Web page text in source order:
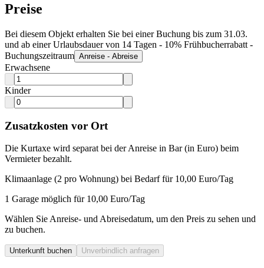
Preise
Bei diesem Objekt erhalten Sie bei einer Buchung bis zum 31.03.
und ab einer Urlaubsdauer von 14 Tagen - 10% Frühbucherrabatt -
Buchungszeitraum Anreise - Abreise
Erwachsene
Kinder
Zusatzkosten vor Ort
Die Kurtaxe wird separat bei der Anreise in Bar (in Euro) beim
Vermieter bezahlt.
Klimaanlage (2 pro Wohnung) bei Bedarf für 10,00 Euro/Tag
1 Garage möglich für 10,00 Euro/Tag
Wählen Sie Anreise- und Abreisedatum, um den Preis zu sehen und
zu buchen.
Unterkunft buchen Unverbindlich anfragen